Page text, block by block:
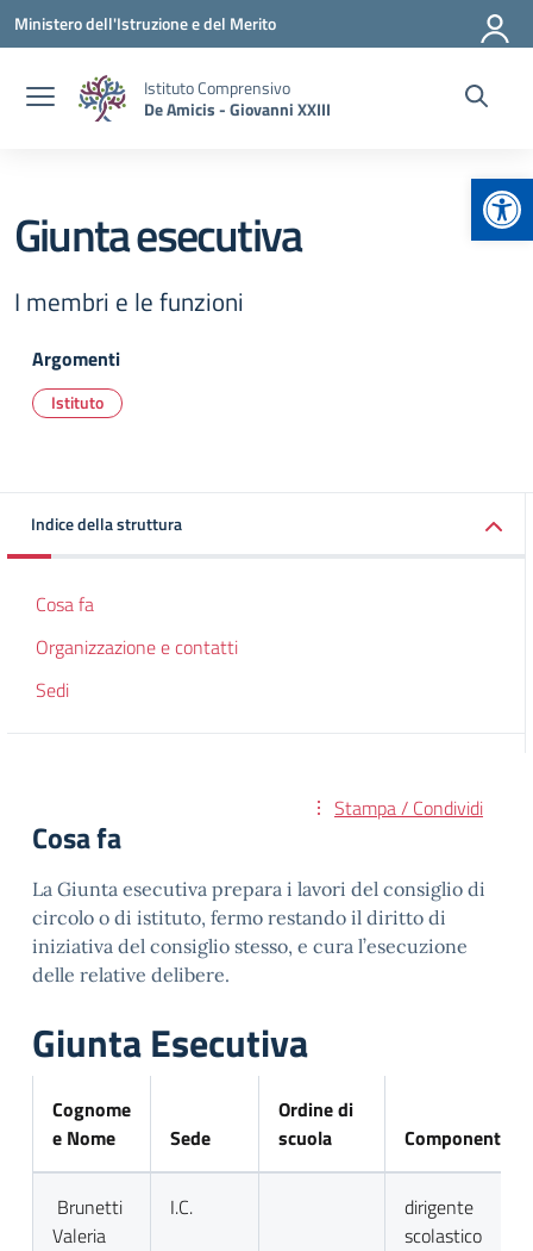
Vai ai contenuti
Vai al menu di navigazione
Vai al footer
Ministero dell'Istruzione e del Merito
Istituto Comprensivo
De Amicis - Giovanni XXIII
Giunta esecutiva
I membri e le funzioni
Argomenti
Istituto
Indice della struttura
Cosa fa
Organizzazione e contatti
Sedi
Stampa / Condividi
Cosa fa
La Giunta esecutiva prepara i lavori del consiglio di
circolo o di istituto, fermo restando il diritto di
iniziativa del consiglio stesso, e cura l’esecuzione
delle relative delibere.
Giunta Esecutiva
Cognome
e Nome
Sede
Ordine di
scuola
Componente
Brunetti
Valeria
I.C.
dirigente
scolastico